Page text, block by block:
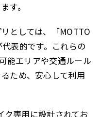
す。
としては、「MOTTO
表的です。これらの
能エリアや交通ルール
ため、安心して利用
ク専用に設計されてお